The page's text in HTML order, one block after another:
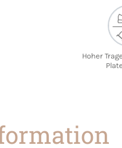
Hoher